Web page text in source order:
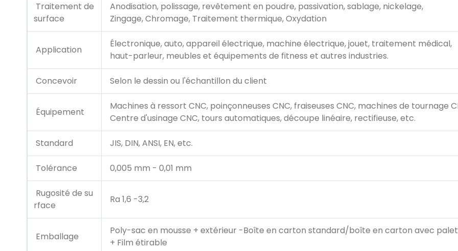
Traitement de
surface
Anodisation, polissage, revêtement en poudre, passivation, sablage, nickelage,
Zingage, Chromage, Traitement thermique, Oxydation
Application
Électronique, auto, appareil électrique, machine électrique, jouet, traitement médical,
haut-parleur, meubles et équipements de fitness et autres industries.
Concevoir Selon le dessin ou l'échantillon du client
Équipement
Machines à ressort CNC, poinçonneuses CNC, fraiseuses CNC, machines de tournage
Centre d'usinage CNC, tours automatiques, découpe linéaire, rectifieuse, etc.
Standard JIS, DIN, ANSI, EN, etc.
Tolérance 0,005 mm - 0,01 mm
Rugosité de su
rface
Ra 1,6 -3,2
Emballage
Poly-sac en mousse + extérieur -Boîte en carton standard/boîte en carton avec
+ Film étirable